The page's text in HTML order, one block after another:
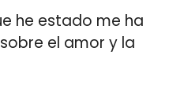
he estado me ha
el amor y la